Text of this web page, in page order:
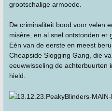
grootschalige armoede.
De criminaliteit bood voor velen
misère, en al snel ontstonden er
Eén van de eerste en meest
Cheapside Slogging Gang, die
eeuwwisseling de achterbuurten
hield.